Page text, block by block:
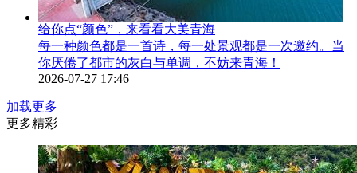
给你点“颜色”，来看看大美青海
每一种颜色都是一首诗，每一处景观都是一次邀约。当
你厌倦了都市的灰白与单调，不妨来青海！
2026-07-27 17:46
加载更多
更多精彩